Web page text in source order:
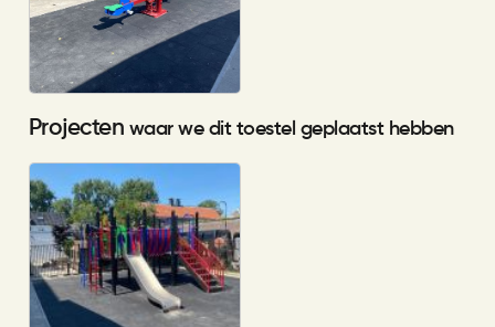
Projecten waar we dit toestel geplaatst hebben